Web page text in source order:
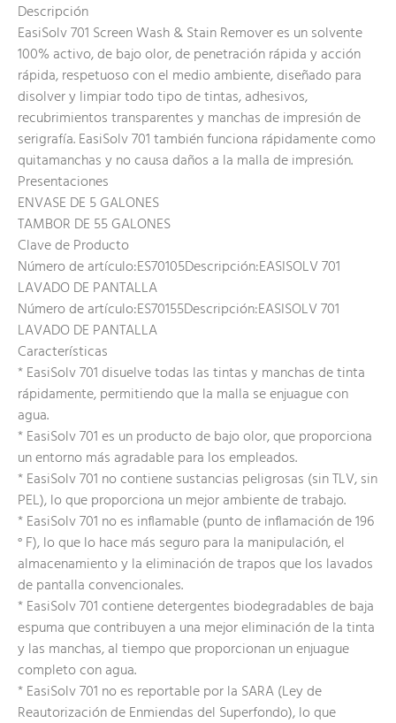
Descripción
EasiSolv 701 Screen Wash & Stain Remover es un solvente
100% activo, de bajo olor, de penetración rápida y acción
rápida, respetuoso con el medio ambiente, diseñado para
disolver y limpiar todo tipo de tintas, adhesivos,
recubrimientos transparentes y manchas de impresión de
serigrafía. EasiSolv 701 también funciona rápidamente como
quitamanchas y no causa daños a la malla de impresión.
Presentaciones
ENVASE DE 5 GALONES
TAMBOR DE 55 GALONES
Clave de Producto
Número de artículo:ES70105Descripción:EASISOLV 701
LAVADO DE PANTALLA
Número de artículo:ES70155Descripción:EASISOLV 701
LAVADO DE PANTALLA
Características
* EasiSolv 701 disuelve todas las tintas y manchas de tinta
rápidamente, permitiendo que la malla se enjuague con
agua.
* EasiSolv 701 es un producto de bajo olor, que proporciona
un entorno más agradable para los empleados.
* EasiSolv 701 no contiene sustancias peligrosas (sin TLV, sin
PEL), lo que proporciona un mejor ambiente de trabajo.
* EasiSolv 701 no es inflamable (punto de inflamación de 196
° F), lo que lo hace más seguro para la manipulación, el
almacenamiento y la eliminación de trapos que los lavados
de pantalla convencionales.
* EasiSolv 701 contiene detergentes biodegradables de baja
espuma que contribuyen a una mejor eliminación de la tinta
y las manchas, al tiempo que proporcionan un enjuague
completo con agua.
* EasiSolv 701 no es reportable por la SARA (Ley de
Reautorización de Enmiendas del Superfondo), lo que